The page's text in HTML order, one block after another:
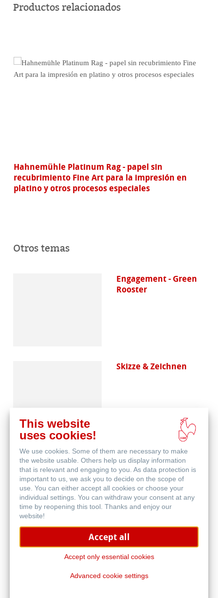
línea
Productos relacionados
Hahnemühle Platinum Rag - papel sin
recubrimiento Fine Art para la impresión en
platino y otros procesos especiales
Otros temas
Engagement - Green
Rooster
Skizze & Zeichnen
Aquarell
Blog
This website
uses cookies!
We use cookies. Some of them are necessary to make
the website usable. Others help us display information
that is relevant and engaging to you. As data protection is
important to us, we ask you to decide on the scope of
use. You can either accept all cookies or choose your
individual settings. You can withdraw your consent at any
time by reopening this tool. Thanks and enjoy our
website!
Accept all
Accept only essential cookies
Advanced cookie settings